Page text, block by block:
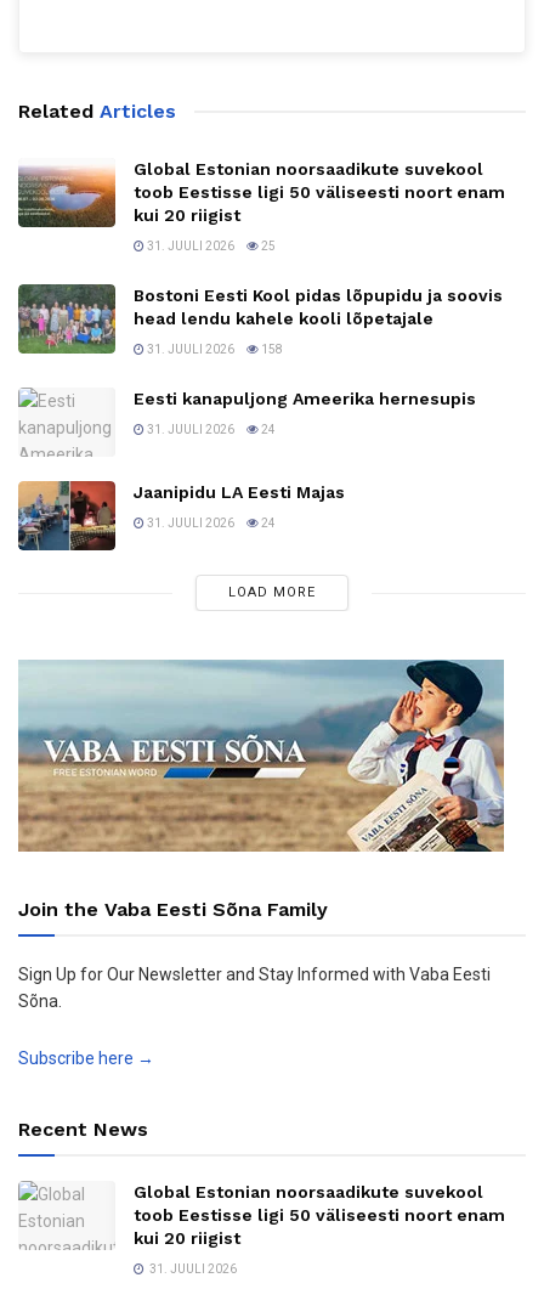
Related Articles
Global Estonian noorsaadikute suvekool
toob Eestisse ligi 50 väliseesti noort enam
kui 20 riigist
31. JUULI 2026 25
Bostoni Eesti Kool pidas lõpupidu ja soovis
head lendu kahele kooli lõpetajale
31. JUULI 2026 158
Eesti kanapuljong Ameerika hernesupis
31. JUULI 2026 24
Jaanipidu LA Eesti Majas
31. JUULI 2026 24
LOAD MORE
Join the Vaba Eesti Sõna Family
Sign Up for Our Newsletter and Stay Informed with Vaba Eesti
Sõna.
Subscribe here →
Recent News
Global Estonian noorsaadikute suvekool
toob Eestisse ligi 50 väliseesti noort enam
kui 20 riigist
31. JUULI 2026